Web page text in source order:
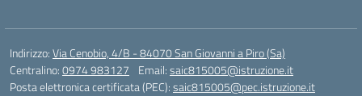
Indirizzo:Via Cenobio, 4/B - 84070 San Giovanni a Piro (Sa)
Centralino:0974 983127 Email:saic815005@istruzione.it
Posta elettronica certificata (PEC):saic815005@pec.istruzione.it